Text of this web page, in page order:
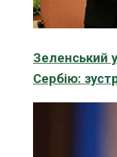
Зеленський
Сербію: